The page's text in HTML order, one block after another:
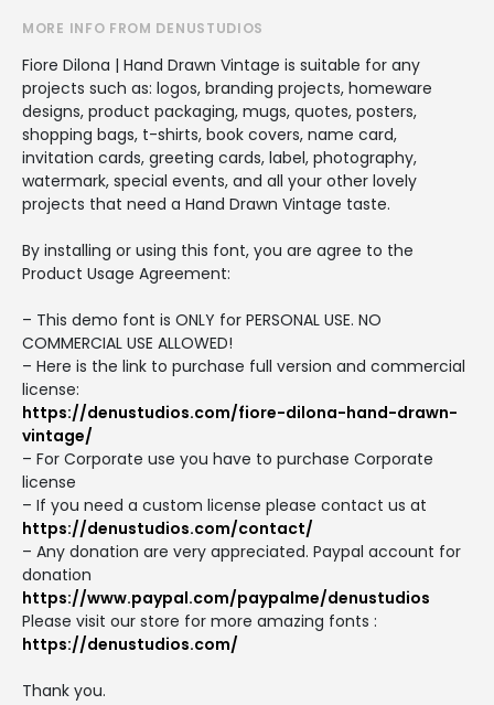
MORE INFO FROM DENUSTUDIOS
Fiore Dilona | Hand Drawn Vintage is suitable for any
projects such as: logos, branding projects, homeware
designs, product packaging, mugs, quotes, posters,
shopping bags, t-shirts, book covers, name card,
invitation cards, greeting cards, label, photography,
watermark, special events, and all your other lovely
projects that need a Hand Drawn Vintage taste.
By installing or using this font, you are agree to the
Product Usage Agreement:
– This demo font is ONLY for PERSONAL USE. NO
COMMERCIAL USE ALLOWED!
– Here is the link to purchase full version and commercial
license:
https://denustudios.com/fiore-dilona-hand-drawn-
vintage/
– For Corporate use you have to purchase Corporate
license
– If you need a custom license please contact us at
https://denustudios.com/contact/
– Any donation are very appreciated. Paypal account for
donation
https://www.paypal.com/paypalme/denustudios
Please visit our store for more amazing fonts :
https://denustudios.com/
Thank you.